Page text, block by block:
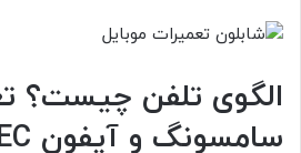
الگوی تلفن چیست؟
سامسونگ و آیفون EC